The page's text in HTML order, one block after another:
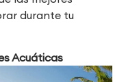
durante tu
Acuáticas